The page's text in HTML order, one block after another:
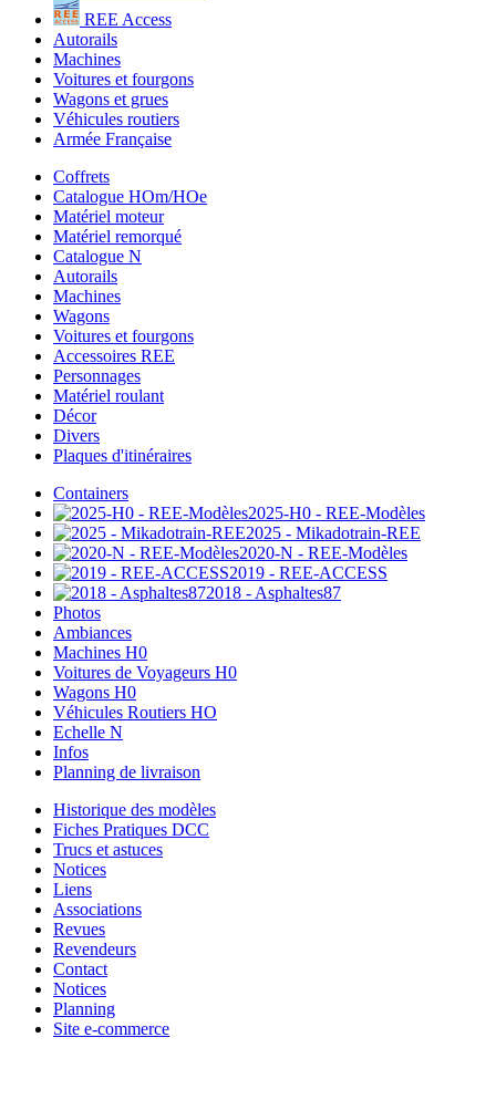
REE Access
Autorails
Machines
Voitures et fourgons
Wagons et grues
Véhicules routiers
Armée Française
Coffrets
Catalogue HOm/HOe
Matériel moteur
Matériel remorqué
Catalogue N
Autorails
Machines
Wagons
Voitures et fourgons
Accessoires REE
Personnages
Matériel roulant
Décor
Divers
Plaques d'itinéraires
Containers
2025-H0 - REE-Modèles
2025 - Mikadotrain-REE
2020-N - REE-Modèles
2019 - REE-ACCESS
2018 - Asphaltes87
Photos
Ambiances
Machines H0
Voitures de Voyageurs H0
Wagons H0
Véhicules Routiers HO
Echelle N
Infos
Planning de livraison
Historique des modèles
Fiches Pratiques DCC
Trucs et astuces
Notices
Liens
Associations
Revues
Revendeurs
Contact
Notices
Planning
Site e-commerce